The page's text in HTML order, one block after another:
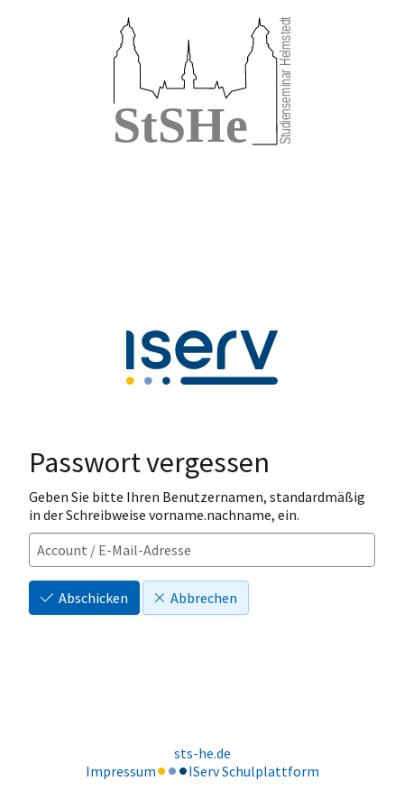
Passwort vergessen
Geben Sie bitte Ihren Benutzernamen, standardmäßig
in der Schreibweise vorname.nachname, ein.
Abschicken Abbrechen
sts-he.de
Impressum
IServ Schulplattform